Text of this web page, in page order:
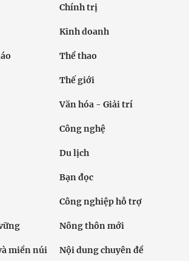
Chính trị
Kinh doanh
Thể thao
Thế giới
Văn hóa - Giải trí
Công nghệ
Du lịch
Bạn đọc
Công nghiệp hỗ trợ
Nông thôn mới
miền núi Nội dung chuyên đề